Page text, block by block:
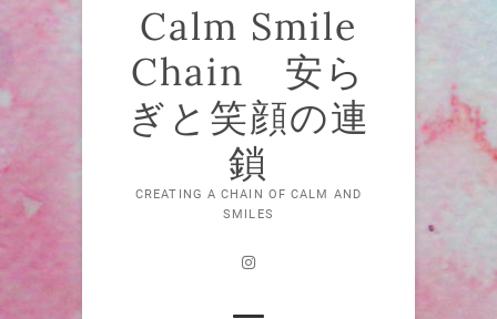
Calm Smile
Chain 安ら
ぎと笑顔の連
鎖
CREATING A CHAIN OF CALM AND
SMILES
Instagram